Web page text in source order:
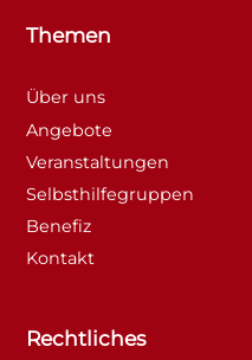
Themen
Über uns
Angebote
Veranstaltungen
Selbsthilfegruppen
Benefiz
Kontakt
Rechtliches